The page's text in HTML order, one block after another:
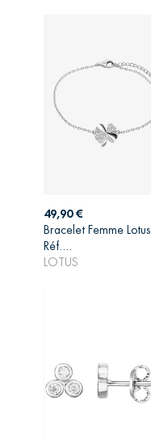
Prix
49,90 €
Bracelet Femme Lotus
Réf....
LOTUS
AJOUTER AU